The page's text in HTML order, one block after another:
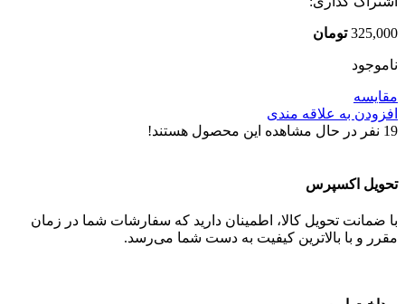
325,000 تومان
ناموجود
مقایسه
افزودن به علاقه مندی
19 نفر در حال مشاهده این محصول هستند!
تحویل اکسپرس
با ضمانت تحویل کالا، اطمینان دارید که سفارشات شما در زمان
مقرر و با بالاترین کیفیت به دست شما می‌رسد.